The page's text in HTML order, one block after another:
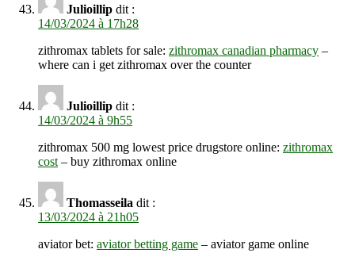
Julioillip dit :
14/03/2024 à 17h28
zithromax tablets for sale: zithromax canadian pharmacy –
where can i get zithromax over the counter
Julioillip dit :
14/03/2024 à 9h55
zithromax 500 mg lowest price drugstore online: zithromax
cost– buy zithromax online
Thomasseila dit :
13/03/2024 à 21h05
aviator bet: aviator betting game – aviator game online